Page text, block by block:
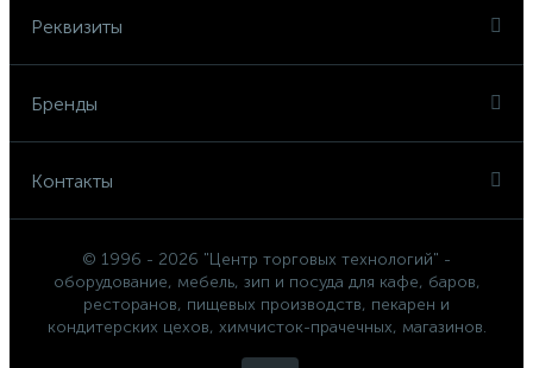
Реквизиты
Бренды
Контакты
© 1996 - 2026 "Центр торговых технологий" -
оборудование, мебель, зип и посуда для кафе, баров,
ресторанов, пищевых производств, пекарен и
кондитерских цехов, химчисток-прачечных, магазинов.